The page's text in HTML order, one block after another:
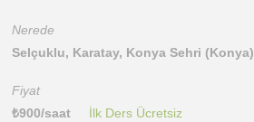
Nerede
Selçuklu, Karatay, Konya Sehri (Konya)
Fiyat
₺900/saat İlk Ders Ücretsiz